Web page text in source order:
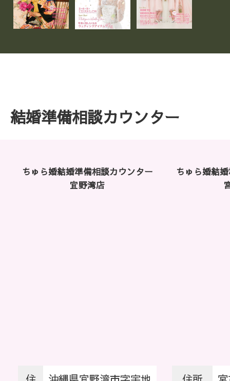
結婚準備相談カウンター
ちゅら婚結婚準備相談カウンター
宜野湾店
ちゅら婚結